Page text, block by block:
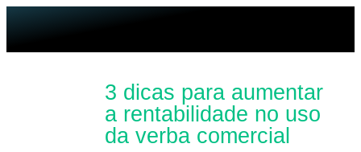
3 dicas para aumentar
a rentabilidade no uso
da verba comercial